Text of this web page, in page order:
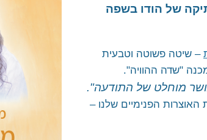
תקווה
של הודו בשפה
– שיטה פשוטה וטבעית
"שדה ההוויה".
מוחלט של התודעה".
האוצרות הפנימיים שלנו –